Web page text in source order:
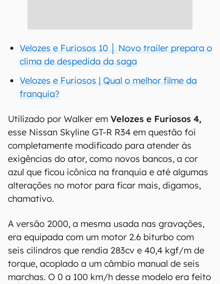
Velozes e Furiosos 10 │ Novo trailer prepara o
clima de despedida da saga
Velozes e Furiosos | Qual o melhor filme da
franquia?
Utilizado por Walker em Velozes e Furiosos 4,
esse Nissan Skyline GT-R R34 em questão foi
completamente modificado para atender às
exigências do ator, como novos bancos, a cor
azul que ficou icônica na franquia e até algumas
alterações no motor para ficar mais, digamos,
chamativo.
A versão 2000, a mesma usada nas gravações,
era equipada com um motor 2.6 biturbo com
seis cilindros que rendia 283cv e 40,4 kgf/m de
torque, acoplado a um câmbio manual de seis
marchas. O 0 a 100 km/h desse modelo era feito